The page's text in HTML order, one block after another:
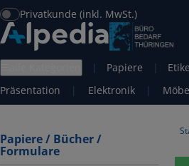
Privatkunde (inkl. MwSt.)
| Papiere |
Präsentation
| Elektronik |
Papiere / Bücher /
Formulare